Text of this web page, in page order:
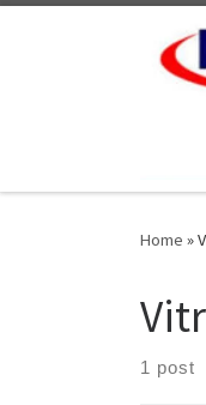
Home »
1 post